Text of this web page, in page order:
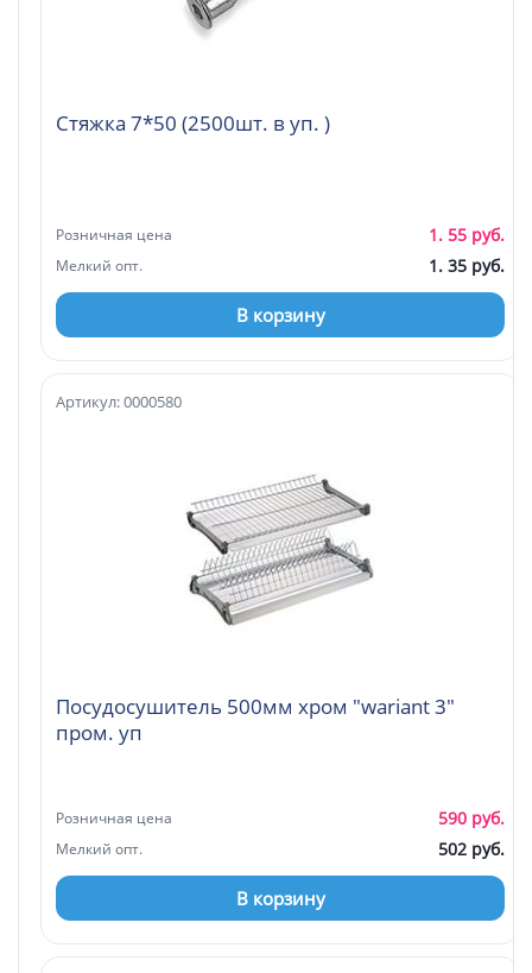
Стяжка 7*50 (2500шт. в уп. )
Розничная цена 1. 55 руб.
Мелкий опт. 1. 35 руб.
В корзину
Посудосушитель 500мм хром "wariant 3"
пром. уп
Артикул: 0000580
Розничная цена 590 руб.
Мелкий опт. 502 руб.
В корзину